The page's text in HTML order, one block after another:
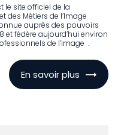
le site officiel de la
des Métiers de l’Image
auprès des pouvoirs
et fédère aujourd’hui environ
de l’image .
En savoir plus